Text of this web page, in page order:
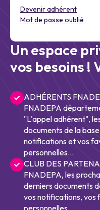
Devenir adhérent
Mot de passe oublié
Un espace
vos besoins !
ADHÉRENTS
FNADEPA
"L'appel adhérent",
documents de la
notifications et vos
personnelles...
CLUB DES
FNADEPA, les
derniers documents
vos notifications, vos
personnelles...